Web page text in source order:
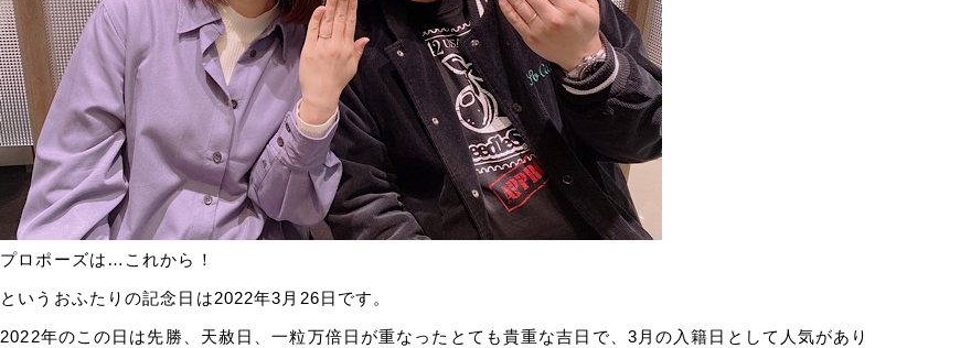
プロポーズは…これから！
というおふたりの記念日は2022年3月26日です。
2022年のこの日は先勝、天赦日、一粒万倍日が重なったとても貴重な吉日で、3月の入籍日として人気があり